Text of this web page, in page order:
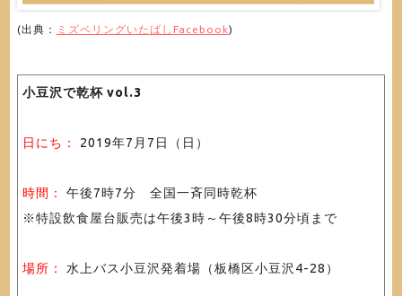
(出典： ミズベリングいたばしFacebook)
小豆沢で乾杯 vol.3
日にち： 2019年7月7日（日）
時間：
午後7時7分 全国一斉同時乾杯
※特設飲食屋台販売は午後3時～午後8時30分頃まで
場所： 水上バス小豆沢発着場（板橋区小豆沢4-28）